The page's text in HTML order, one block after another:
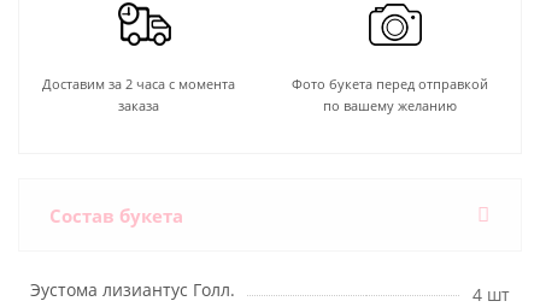
Доставим за 2 часа с момента
заказа
Фото букета перед отправкой
по вашему желанию
Состав букета
Эустома лизиантус Голл.
4 шт